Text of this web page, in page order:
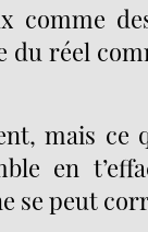
comme
du réel
mais ce
en
se peut